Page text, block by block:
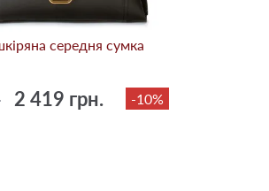
середня сумка
2 419 грн. -10%